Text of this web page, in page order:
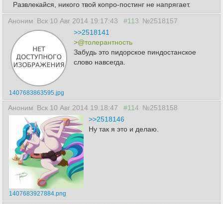
Развлекайся, никого твой копро-постинг не напрягает.
Аноним Вск 10 Авг 2014 19:17:43 #113 №2518157
1407683863595.jpg
>>2518141
>@толерантность
Забудь это пидорское пиндостанское
слово навсегда.
Аноним Вск 10 Авг 2014 19:18:47 #114 №2518158
1407683927884.png
>>2518146
Ну так я это и делаю.